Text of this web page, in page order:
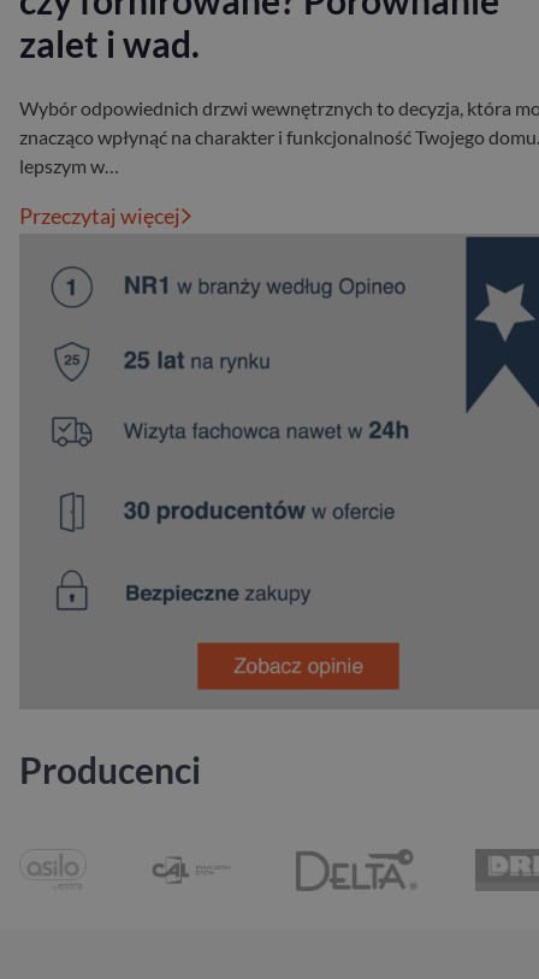
zalet i wad.
Wybór odpowiednich drzwi wewnętrznych to decyzja, która
znacząco wpłynąć na charakter i funkcjonalność Twojego
lepszym w…
Przeczytaj więcej
Producenci